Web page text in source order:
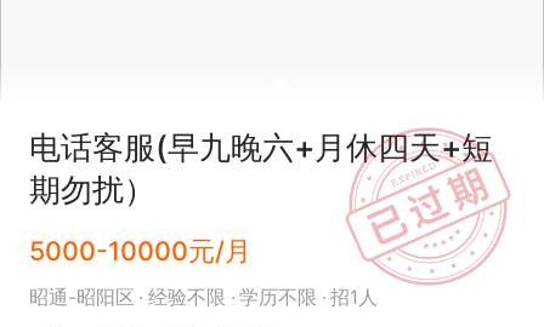
电话客服(早九晚六+月休四天+短
期勿扰）
5000-10000元/月
昭通-昭阳区 经验不限 学历不限 招1人